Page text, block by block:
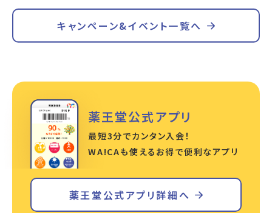
キャンペーン&イベント一覧へ
薬王堂公式アプリ
最短3分でカンタン入会！
WA!CAも使えるお得で便利なアプリ
薬王堂公式アプリ詳細へ